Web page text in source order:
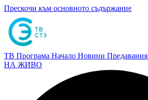
Прескочи към основното съдържание
ТВ Програма Начало Новини Предавания
НА ЖИВО